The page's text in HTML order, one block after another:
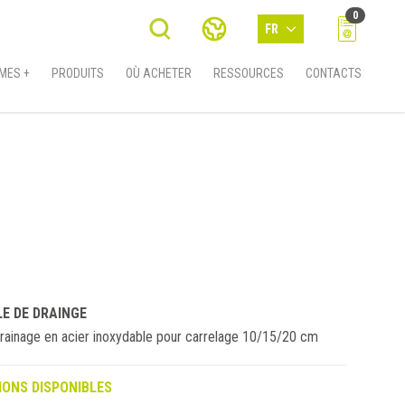
FR
0
+ PRODUITS OÙ ACHETER RESSOURCES CONTACTS
DE DRAINGE
en acier inoxydable pour carrelage 10/15/20 cm
DISPONIBLES